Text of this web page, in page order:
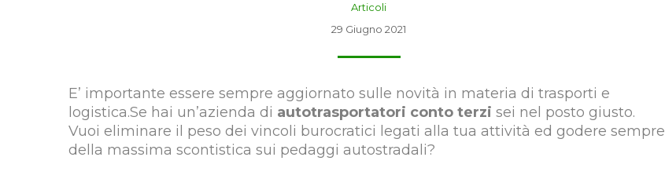
Articoli
29 Giugno 2021
E’ importante essere sempre aggiornato sulle novità in materia di trasporti e
logistica.Se hai un’azienda di autotrasportatori conto terzi sei nel posto giusto.
Vuoi eliminare il peso dei vincoli burocratici legati alla tua attività ed godere sempre
della massima scontistica sui pedaggi autostradali?